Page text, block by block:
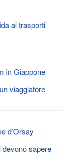
ai trasporti
in Giappone
viaggiatore
d’Orsay
sapere